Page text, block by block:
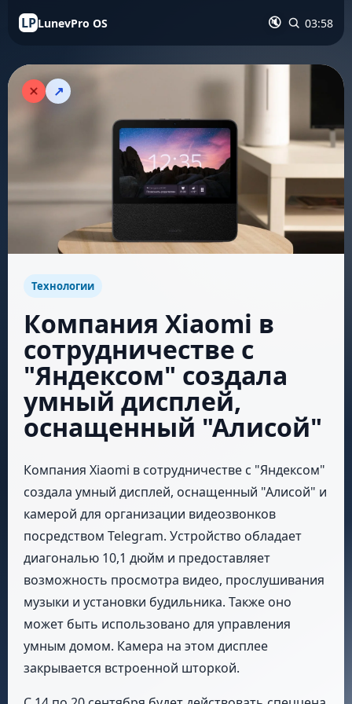
LPLunevPro OS 🔇 03:58
↗
Технологии
Компания Xiaomi в
сотрудничестве с
"Яндексом" создала
умный дисплей,
оснащенный "Алисой"
Компания Xiaomi в сотрудничестве с "Яндексом"
создала умный дисплей, оснащенный "Алисой" и
камерой для организации видеозвонков
посредством Telegram. Устройство обладает
диагональю 10,1 дюйм и предоставляет
возможность просмотра видео, прослушивания
музыки и установки будильника. Также оно
может быть использовано для управления
умным домом. Камера на этом дисплее
закрывается встроенной шторкой.